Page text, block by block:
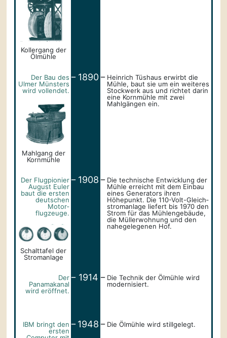
Kollergang der
Ölmühle
Der Bau des
Ulmer Münsters
wird vollendet.
Mahlgang der
Kornmühle
1890
Heinrich Tüshaus erwirbt die
Mühle, baut sie um ein weiteres
Stockwerk aus und richtet darin
eine Kornmühle mit zwei
Mahlgängen ein.
Der Flugpionier
August Euler
baut die ersten
deutschen
Motor­
flugzeuge.
Schalttafel der
Stromanlage
1908
Die technische Entwicklung der
Mühle erreicht mit dem Einbau
eines Generators ihren
Höhepunkt. Die 110-Volt-Gleich­
stromanlage liefert bis 1970 den
Strom für das Mühlengebäude,
die Müllerwohnung und den
nahegelegenen Hof.
Der
Panamakanal
wird eröffnet.
1914
Die Technik der Ölmühle wird
modernisiert.
IBM bringt den
ersten
1948 Die Ölmühle wird stillgelegt.